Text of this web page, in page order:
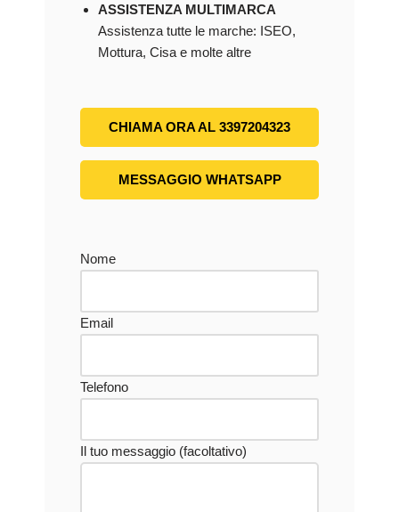
ASSISTENZA MULTIMARCA
Assistenza tutte le marche: ISEO,
Mottura, Cisa e molte altre
CHIAMA ORA AL 3397204323
MESSAGGIO WHATSAPP
Nome
Email
Telefono
Il tuo messaggio (facoltativo)